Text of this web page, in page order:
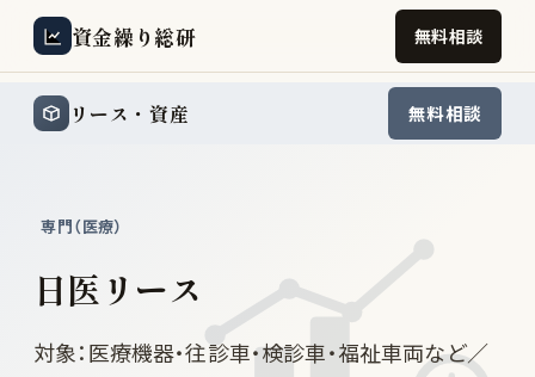
資金繰り総研 無料相談
リース・資産 無料相談
専門（医療）
日医リース
対象：医療機器・往診車・検診車・福祉車両など／